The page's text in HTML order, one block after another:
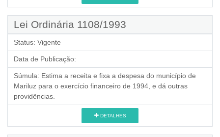
Lei Ordinária 1108/1993
Status: Vigente
Data de Publicação:
Súmula: Estima a receita e fixa a despesa do município de
Mariluz para o exercício financeiro de 1994, e dá outras
providências.
DETALHES